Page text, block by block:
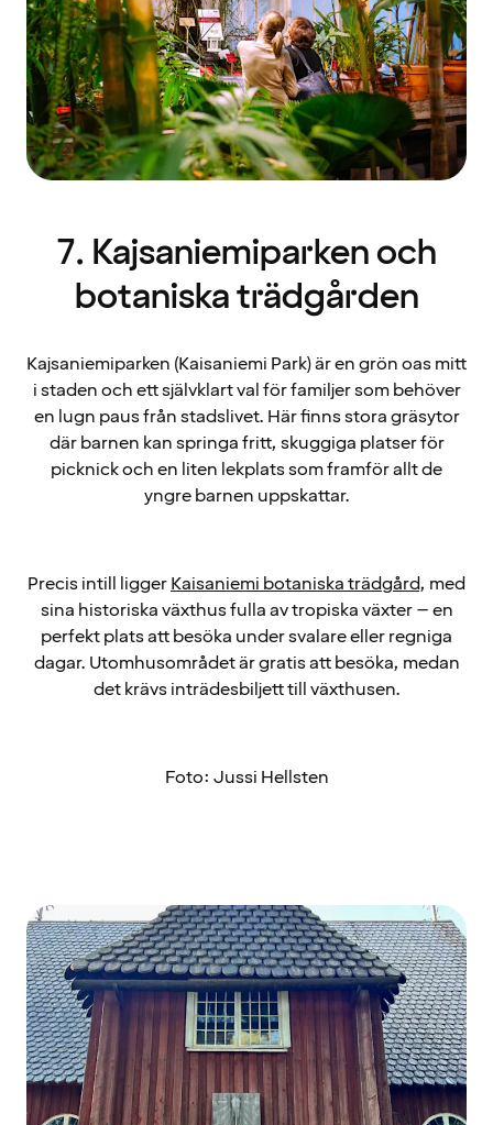
7. Kajsaniemiparken och
botaniska trädgården
Kajsaniemiparken (Kaisaniemi Park) är en grön oas mitt
i staden och ett självklart val för familjer som behöver
en lugn paus från stadslivet. Här finns stora gräsytor
där barnen kan springa fritt, skuggiga platser för
picknick och en liten lekplats som framför allt de
yngre barnen uppskattar.
Precis intill liggerKaisaniemi botaniska trädgård, med
sina historiska växthus fulla av tropiska växter – en
perfekt plats att besöka under svalare eller regniga
dagar. Utomhusområdet är gratis att besöka, medan
det krävs inträdesbiljett till växthusen.
Foto: Jussi Hellsten